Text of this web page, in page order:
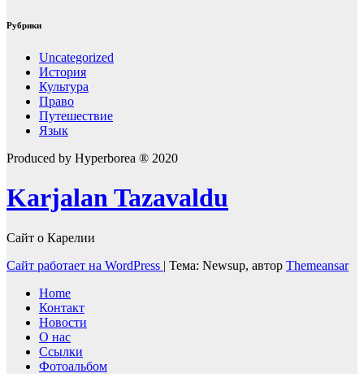
Рубрики
Uncategorized
История
Культура
Право
Путешествие
Язык
Produced by Hyperborea ® 2020
Karjalan Tazavaldu
Сайт о Карелии
Сайт работает на WordPress | Тема: Newsup, автор Themeansar
Home
Контакт
Новости
О нас
Ссылки
Фотоальбом